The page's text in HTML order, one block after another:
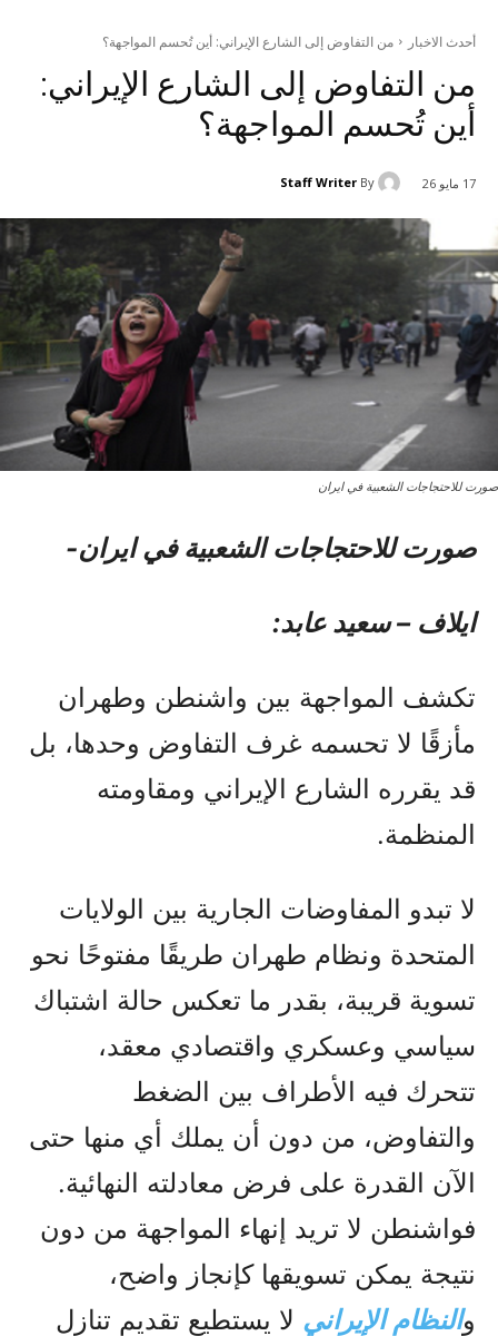
أحدث الاخبار من التفاوض إلى الشارع الإيراني: أين تُحسم المواجهة؟
من التفاوض إلى الشارع الإيراني:
أين تُحسم المواجهة؟
17 مايو 26 By
Staff Writer
صورت للاحتجاجات الشعبیة في ایران
صورت للاحتجاجات الشعبیة في ایران-
ایلاف – سعيد عابد:
تكشف المواجهة بين واشنطن وطهران
مأزقًا لا تحسمه غرف التفاوض وحدها، بل
قد يقرره الشارع الإيراني ومقاومته
المنظمة.
لا تبدو المفاوضات الجارية بين الولايات
المتحدة ونظام طهران طريقًا مفتوحًا نحو
تسوية قريبة، بقدر ما تعكس حالة اشتباك
سياسي وعسكري واقتصادي معقد،
تتحرك فيه الأطراف بين الضغط
والتفاوض، من دون أن يملك أي منها حتى
الآن القدرة على فرض معادلته النهائية.
فواشنطن لا تريد إنهاء المواجهة من دون
نتيجة يمكن تسويقها كإنجاز واضح،
والنظام الإيراني لا يستطيع تقديم تنازل